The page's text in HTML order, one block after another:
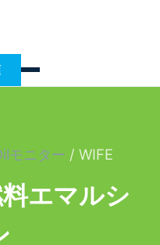
モニター / WIFE
エマルシ